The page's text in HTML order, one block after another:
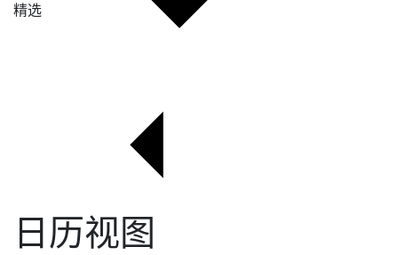
精选
日历视图